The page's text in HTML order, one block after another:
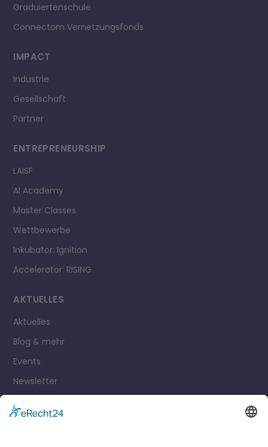
Graduiertenschule
Connectom Vernetzungsfonds
IMPACT
Industrie
Gesellschaft
Partner
ENTREPRE­NEURSHIP
LAISF
AI Academy
Master Classes
Wettbewerbe
Inkubator: Ignition
Accelerator: RISING
AKTUELLES
Aktuelles
Blog & mehr
Events
Newsletter